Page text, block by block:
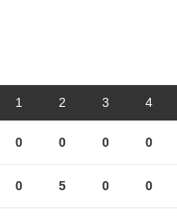
1 2 3 4
0 0 0 0
0 5 0 0